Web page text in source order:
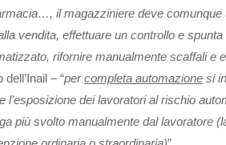
il magazziniere deve comunque
vendita, effettuare un controllo e
rifornire manualmente scaffali e
– “percompleta automazione si
dei lavoratori al rischio
più svolto manualmente dal lavoratore